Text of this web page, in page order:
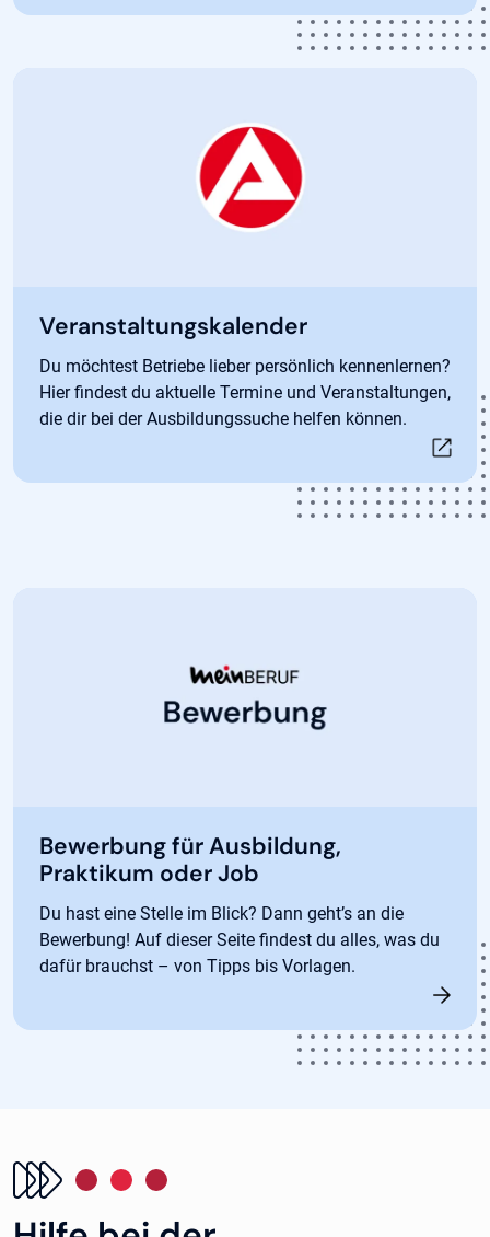
Öffnet in neuem Tab
Veranstaltungskalender
Du möchtest Betriebe lieber persönlich kennenlernen?
Hier findest du aktuelle Termine und Veranstaltungen,
die dir bei der Ausbildungssuche helfen können.
Bewerbung für Ausbildung,
Praktikum oder Job
Du hast eine Stelle im Blick? Dann geht’s an die
Bewerbung! Auf dieser Seite findest du alles, was du
dafür brauchst – von Tipps bis Vorlagen.